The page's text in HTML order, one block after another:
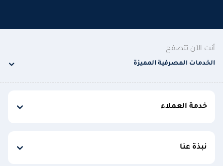
أنت الآن تتصفح
الخدمات المصرفية المميزة
خدمة العملاء
نبذة عنا